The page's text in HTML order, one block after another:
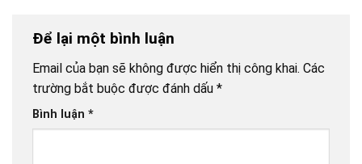
Để lại một bình luận
Email của bạn sẽ không được hiển thị công khai. Các
trường bắt buộc được đánh dấu *
Bình luận *